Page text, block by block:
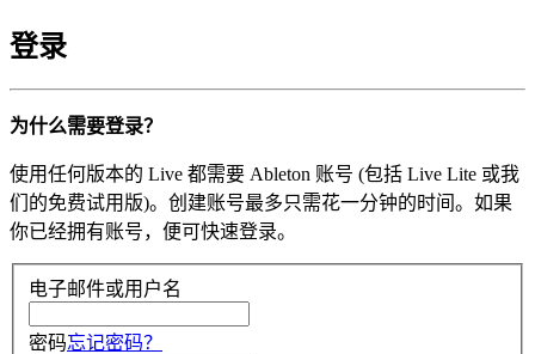
登录
为什么需要登录？
使用任何版本的 Live 都需要 Ableton 账号 (包括 Live Lite 或我
们的免费试用版)。创建账号最多只需花一分钟的时间。如果
你已经拥有账号，便可快速登录。
电子邮件或用户名
密码忘记密码？